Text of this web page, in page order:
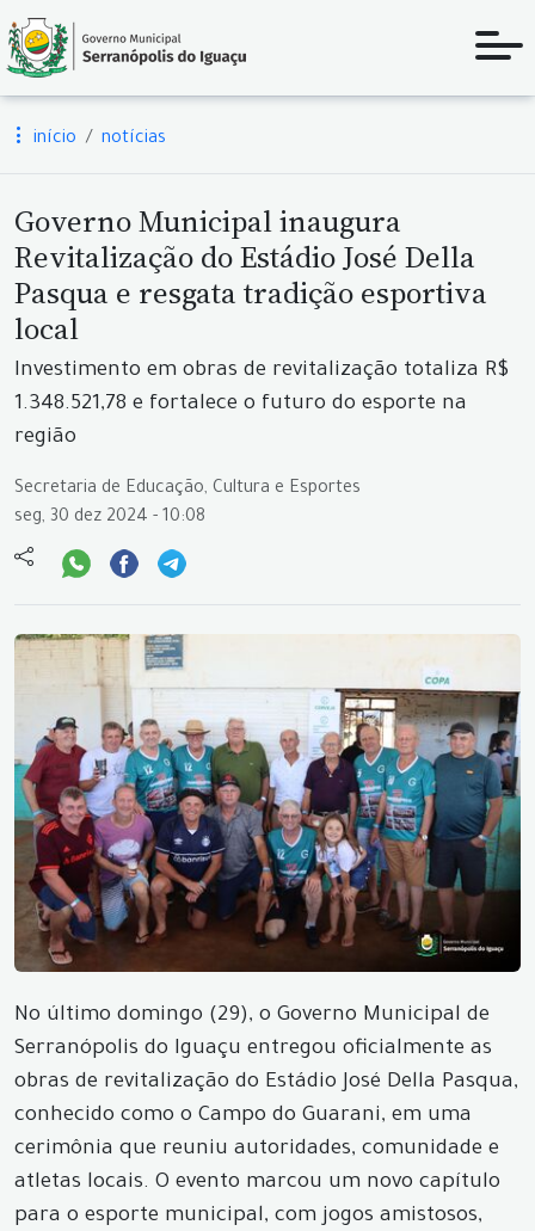
início notícias
Governo Municipal inaugura
Revitalização do Estádio José Della
Pasqua e resgata tradição esportiva
local
Investimento em obras de revitalização totaliza R$
1.348.521,78 e fortalece o futuro do esporte na
região
Secretaria de Educação, Cultura e Esportes
seg, 30 dez 2024 - 10:08
No último domingo (29), o Governo Municipal de
Serranópolis do Iguaçu entregou oficialmente as
obras de revitalização do Estádio José Della Pasqua,
conhecido como o Campo do Guarani, em uma
cerimônia que reuniu autoridades, comunidade e
atletas locais. O evento marcou um novo capítulo
para o esporte municipal, com jogos amistosos,